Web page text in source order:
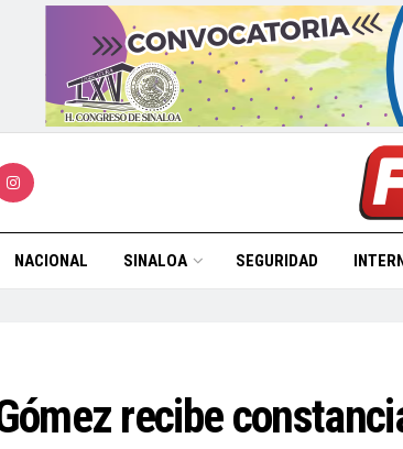
NACIONAL SINALOA SEGURIDAD
recibe